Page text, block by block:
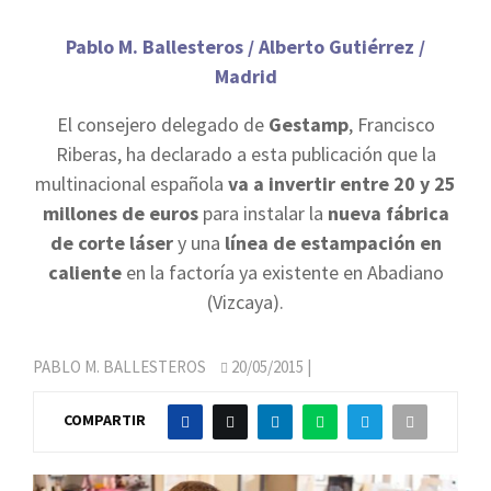
Pablo M. Ballesteros / Alberto Gutiérrez /
Madrid
El consejero delegado de Gestamp, Francisco
Riberas, ha declarado a esta publicación que la
multinacional española va a invertir entre 20 y 25
millones de eurospara instalar la nueva fábrica
de corte lásery una línea de estampación en
calienteen la factoría ya existente en Abadiano
(Vizcaya).
PABLO M. BALLESTEROS 20/05/2015 |
COMPARTIR